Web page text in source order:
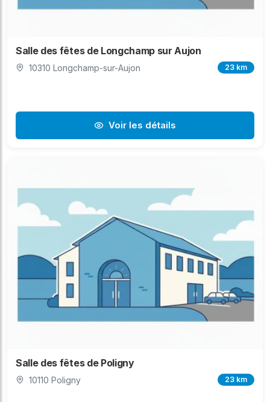
Salle des fêtes de Longchamp sur Aujon
10310 Longchamp-sur-Aujon 23 km
Voir les détails
Salle des fêtes de Poligny
10110 Poligny 23 km